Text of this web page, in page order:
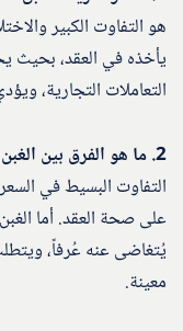
هو التفاوت الكبير
يأخذه في العقد، بحيث
التعاملات التجارية،
2. ما هو الفرق بين الغبن اليسير والغبن الفاحش؟
التفاوت البسيط في
على صحة العقد. أما
يُتغاضى عنه عُرفاً،
معينة.